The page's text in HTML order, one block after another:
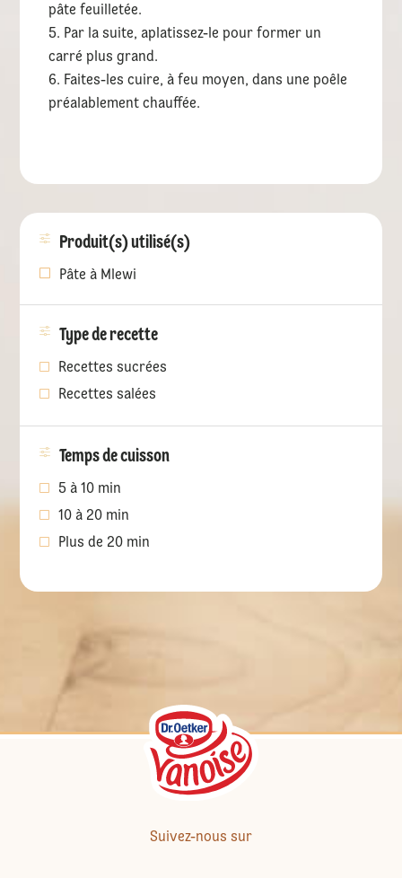
Produit(s) utilisé(s)
Pâte à Mlewi
Type de recette
Recettes sucrées
Recettes salées
Temps de cuisson
5 à 10 min
10 à 20 min
Plus de 20 min
pâte feuilletée.
Par la suite, aplatissez-le pour former un
carré plus grand.
Faites-les cuire, à feu moyen, dans une poêle
préalablement chauffée.
Suivez-nous sur